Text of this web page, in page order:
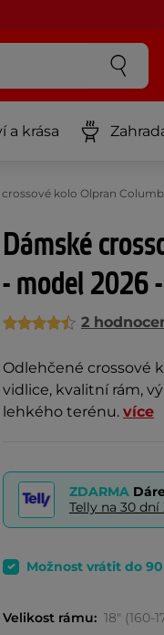
a krása
kolo Olpran
Dámské
- model 2026
2
Odlehčené crossové
vidlice, kvalitní rám,
lehkého terénu. více
ZDARMA
Telly na 30 dní
Možnost vrátit do
Velikost rámu: 18" (160-